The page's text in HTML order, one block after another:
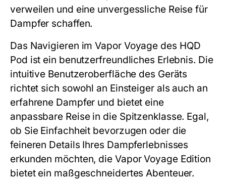
verweilen und eine unvergessliche Reise für
Dampfer schaffen.
Das Navigieren im Vapor Voyage des HQD
Pod ist ein benutzerfreundliches Erlebnis. Die
intuitive Benutzeroberfläche des Geräts
richtet sich sowohl an Einsteiger als auch an
erfahrene Dampfer und bietet eine
anpassbare Reise in die Spitzenklasse. Egal,
ob Sie Einfachheit bevorzugen oder die
feineren Details Ihres Dampferlebnisses
erkunden möchten, die Vapor Voyage Edition
bietet ein maßgeschneidertes Abenteuer.